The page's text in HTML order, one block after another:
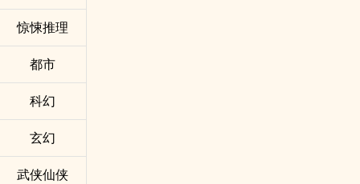
惊悚推理
都市
科幻
玄幻
武侠仙侠